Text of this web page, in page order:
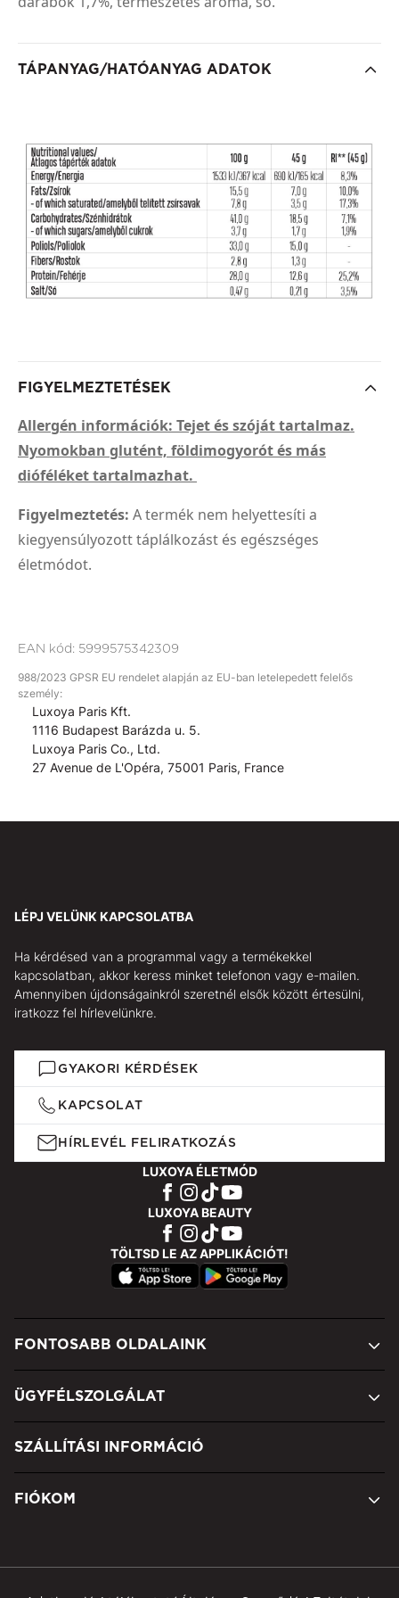
TÁPANYAG/HATÓANYAG ADATOK
FIGYELMEZTETÉSEK
Allergén információk: Tejet és szóját tartalmaz.
Nyomokban glutént, földimogyorót és más
dióféléket tartalmazhat.
Figyelmeztetés: A termék nem helyettesíti a
kiegyensúlyozott táplálkozást és egészséges
életmódot.
EAN kód: 5999575342309
988/2023 GPSR EU rendelet alapján az EU-ban letelepedett felelős
személy:
Luxoya Paris Kft.
1116 Budapest Barázda u. 5.
Luxoya Paris Co., Ltd.
27 Avenue de L'Opéra, 75001 Paris, France
LÉPJ VELÜNK KAPCSOLATBA
Ha kérdésed van a programmal vagy a termékekkel
kapcsolatban, akkor keress minket telefonon vagy e-mailen.
Amennyiben újdonságainkról szeretnél elsők között értesülni,
iratkozz fel hírlevelünkre.
GYAKORI KÉRDÉSEK
KAPCSOLAT
HÍRLEVÉL FELIRATKOZÁS
LUXOYA ÉLETMÓD
LUXOYA BEAUTY
TÖLTSD LE AZ APPLIKÁCIÓT!
FONTOSABB OLDALAINK
ÜGYFÉLSZOLGÁLAT
SZÁLLÍTÁSI INFORMÁCIÓ
FIÓKOM